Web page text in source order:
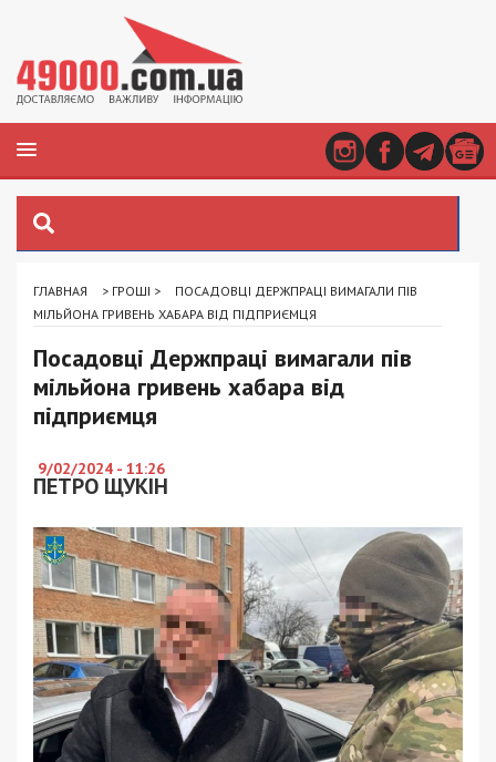
ГЛАВНАЯ > ГРОШІ >
ПОСАДОВЦІ ДЕРЖПРАЦІ ВИМАГАЛИ ПІВ
МІЛЬЙОНА ГРИВЕНЬ ХАБАРА ВІД ПІДПРИЄМЦЯ
Посадовці Держпраці вимагали пів
мільйона гривень хабара від
підприємця
9/02/2024 - 11:26
ПЕТРО ЩУКІН